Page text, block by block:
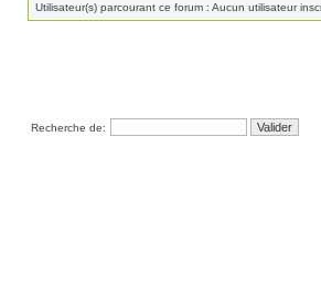
Utilisateur(s) parcourant ce forum : Aucun utilisateur
Recherche de: